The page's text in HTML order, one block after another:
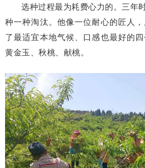
选种过程最为耗费心力的。三年
种一种淘汰。他像一位耐心的匠人
了最适宜本地气候、口感也最好的四
黄金玉、秋桃、献桃。